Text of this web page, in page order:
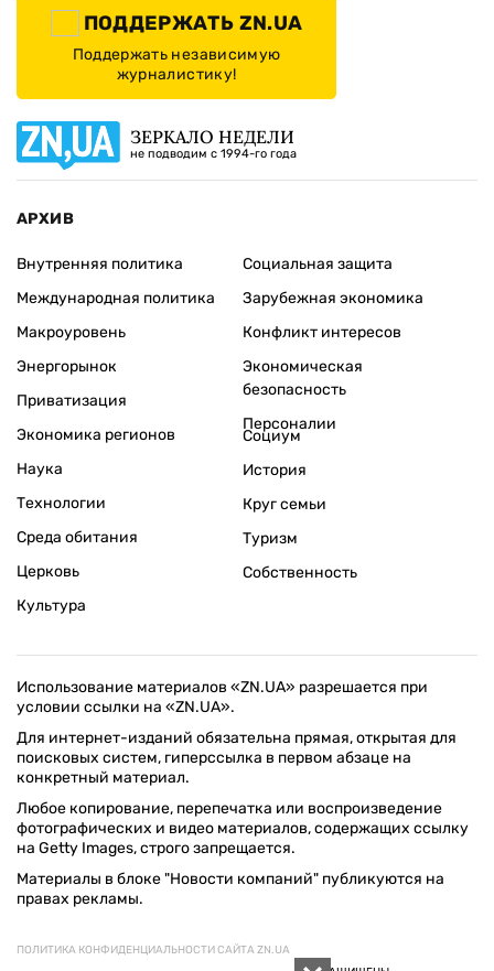
ПОДДЕРЖАТЬ ZN.UA
Поддержать независимую
журналистику!
ЗЕРКАЛО НЕДЕЛИ
не подводим с 1994-го года
АРХИВ
Внутренняя политика
Международная политика
Макроуровень
Энергорынок
Приватизация
Экономика регионов
Социальная защита
Зарубежная экономика
Конфликт интересов
Экономическая
безопасность
Персоналии
Наука
Технологии
Среда обитания
Церковь
Культура
Социум
История
Круг семьи
Туризм
Собственность
Использование материалов «ZN.UA» разрешается при
условии ссылки на «ZN.UA».
Для интернет-изданий обязательна прямая, открытая для
поисковых систем, гиперссылка в первом абзаце на
конкретный материал.
Любое копирование, перепечатка или воспроизведение
фотографических и видео материалов, содержащих ссылку
на Getty Images, строго запрещается.
Материалы в блоке "Новости компаний" публикуются на
правах рекламы.
ПОЛИТИКА КОНФИДЕНЦИАЛЬНОСТИ САЙТА ZN.UA